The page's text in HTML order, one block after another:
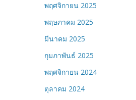
พฤศจิกายน 2025
พฤษภาคม 2025
มีนาคม 2025
กุมภาพันธ์ 2025
พฤศจิกายน 2024
ตุลาคม 2024